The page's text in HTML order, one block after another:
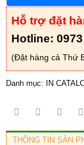
Hỗ trợ đặt
Hotline:
(Đặt hàng cả Thứ
Danh mục: IN
THÔNG TIN SẢN